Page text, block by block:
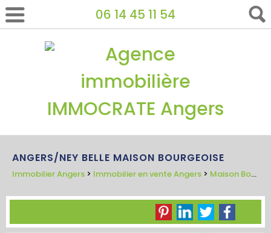
06 14 45 11 54
ANGERS/NEY BELLE MAISON BOURGEOISE
Immobilier Angers > Immobilier en vente Angers > Maison Bourgeoise en vente Angers